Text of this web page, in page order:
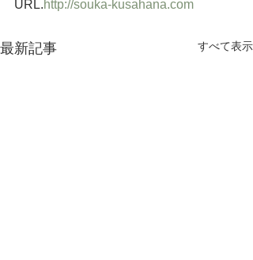
URL.http://souka-kusahana.com
最新記事 すべて表示